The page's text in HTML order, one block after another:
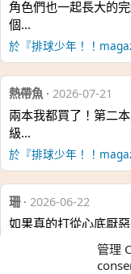
管理
角色們也一起長大的
個…
於『排球少年！！
熱帶魚 · 2026-07-21
兩本我都買了！第二
級…
於『排球少年！！
珊· 2026-06-22
如果真的打從心底厭